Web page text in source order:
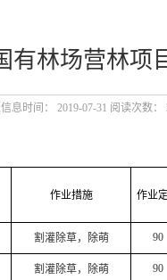
有林场营林项
信息时间： 2019-07-31 阅读次数：
作业措施 作业
割灌除草，除萌 90
割灌除草，除萌 90